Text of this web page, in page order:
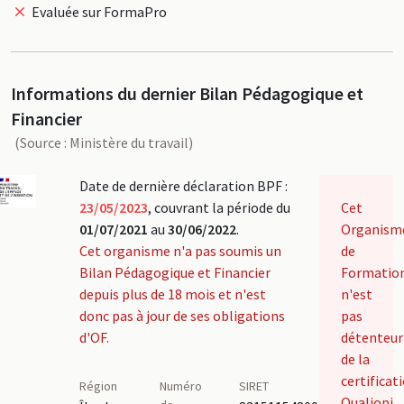
Evaluée sur FormaPro
Informations du dernier Bilan Pédagogique et
Financier
(Source : Ministère du travail)
Date de dernière déclaration BPF :
23/05/2023, couvrant la période du
01/07/2021 au 30/06/2022.
Cet organisme n'a pas soumis un
Bilan Pédagogique et Financier
depuis plus de 18 mois et n'est
donc pas à jour de ses obligations
d'OF.
Région
Numéro
SIRET
Cet
de
n'est
pas
détenteur
de la